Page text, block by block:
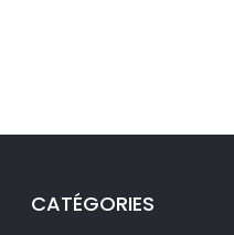
CATÉGORIES